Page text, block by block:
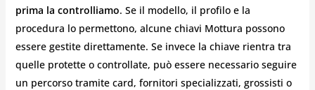
prima la controlliamo. Se il modello, il profilo e la
procedura lo permettono, alcune chiavi Mottura possono
essere gestite direttamente. Se invece la chiave rientra tra
quelle protette o controllate, può essere necessario seguire
un percorso tramite card, fornitori specializzati, grossisti o